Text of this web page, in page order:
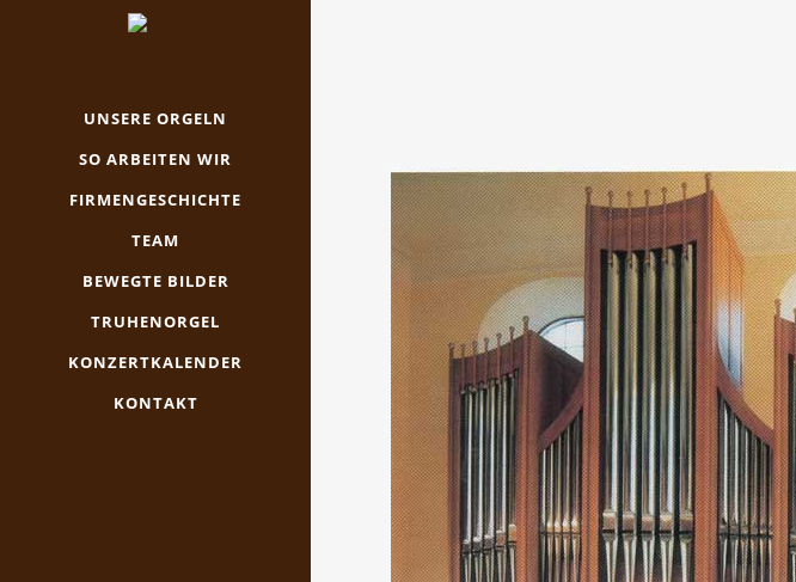
UNSERE ORGELN
SO ARBEITEN WIR
FIRMENGESCHICHTE
TEAM
BEWEGTE BILDER
TRUHENORGEL
KONZERTKALENDER
KONTAKT